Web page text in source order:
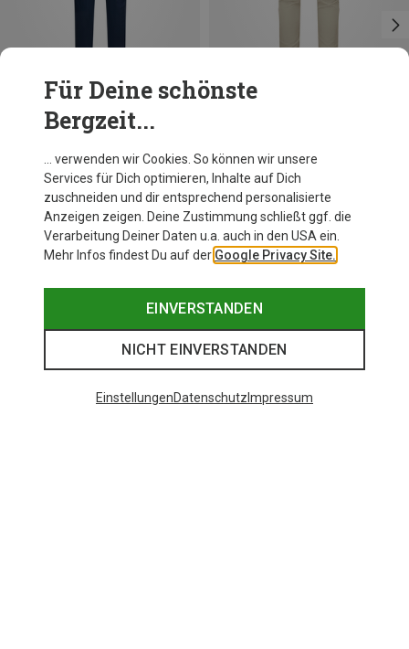
Du sparst 24%
Für Deine schönste
Bergzeit...
… verwenden wir Cookies. So können wir unsere
Services für Dich optimieren, Inhalte auf Dich
zuschneiden und dir entsprechend personalisierte
Anzeigen zeigen. Deine Zustimmung schließt ggf. die
Verarbeitung Deiner Daten u.a. auch in den USA ein.
Mehr Infos findest Du auf der Google Privacy Site.
EINVERSTANDEN
NICHT EINVERSTANDEN
EinstellungenDatenschutz Impressum